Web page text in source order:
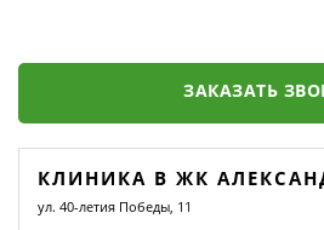
ЗАКАЗАТЬ
КЛИНИКА В ЖК
ул. 40-летия Победы, 11